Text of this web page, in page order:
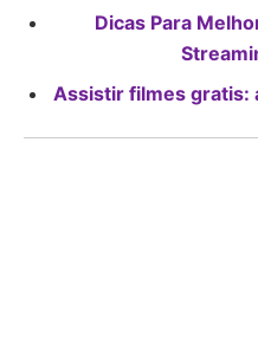
Dicas Para
Assistir filmes gratis: